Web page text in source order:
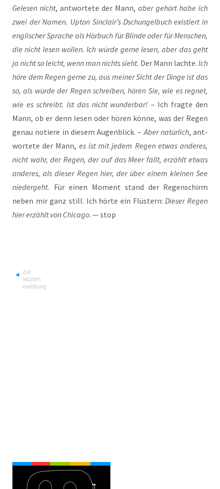
Gele­sen nicht, ant­wor­te­te der Mann, aber gehört habe ich
zwei der Namen. Upt­on Sinclair’s Dschun­gel­buch exis­tiert in
eng­li­scher Spra­che als Hör­buch für Blin­de oder für Men­schen,
die nicht lesen wol­len. Ich wür­de ger­ne lesen, aber das geht
ja nicht so leicht, wenn man nichts sieht. Der Mann lach­te. Ich
höre dem Regen ger­ne zu, aus mei­ner Sicht der Din­ge ist das
so, als wür­de der Regen schrei­ben, hören Sie, wie es reg­net,
wie es schreibt. Ist das nicht wun­der­bar! – Ich frag­te den
Mann, ob er denn lesen oder hören kön­ne, was der Regen
genau notie­re in die­sem Augen­blick. –Aber natür­lich, ant­
wor­te­te der Mann, es ist mit jedem Regen etwas ande­res,
nicht wahr, der Regen, der auf das Meer fällt, erzählt etwas
ande­res, als die­ser Regen hier, der über einem klei­nen See
nie­der­geht. Für einen Moment stand der Regen­schirm
neben mir ganz still. Ich hör­te ein Flüs­tern:Die­ser Regen
hier erzählt von Chi­ca­go. — stop